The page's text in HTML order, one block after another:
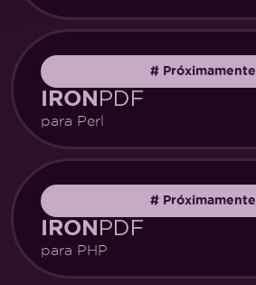
#Próximamente
IRONPDF
para Perl
#Próximamente
IRONPDF
para PHP